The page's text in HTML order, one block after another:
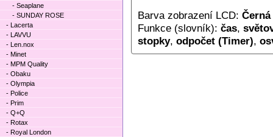
Barva zobrazení LCD:
Funkce (slovník): čas,
stopky, odpočet (Timer),
- Seaplane
- SUNDAY ROSE
- Lacerta
- LAVVU
- Len.nox
- Minet
- MPM Quality
- Obaku
- Olympia
- Police
- Prim
- Q+Q
- Rotax
- Royal London